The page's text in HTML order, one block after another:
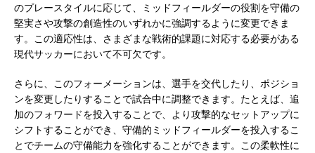
のプレースタイルに応じて、ミッドフィールダーの役割を守備の
堅実さや攻撃の創造性のいずれかに強調するように変更できま
す。この適応性は、さまざまな戦術的課題に対応する必要がある
現代サッカーにおいて不可欠です。
さらに、このフォーメーションは、選手を交代したり、ポジショ
ンを変更したりすることで試合中に調整できます。たとえば、追
加のフォワードを投入することで、より攻撃的なセットアップに
シフトすることができ、守備的ミッドフィールダーを投入するこ
とでチームの守備能力を強化することができます。この柔軟性に